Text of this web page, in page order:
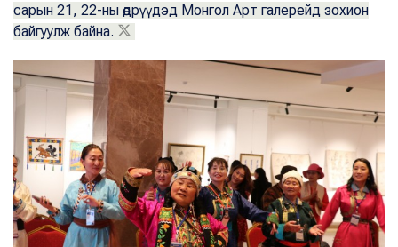
сарын 21, 22-ны өдрүүдэд Монгол Арт галерейд зохион
байгуулж байна.